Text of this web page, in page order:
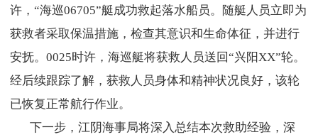
许，“海巡06705”艇成功救起落水船员。随艇人员立即为
获救者采取保温措施，检查其意识和生命体征，并进行
安抚。0025时许，海巡艇将获救人员送回“兴阳XX”轮。
经后续跟踪了解，获救人员身体和精神状况良好，该轮
已恢复正常航行作业。
下一步，江阴海事局将深入总结本次救助经验，深